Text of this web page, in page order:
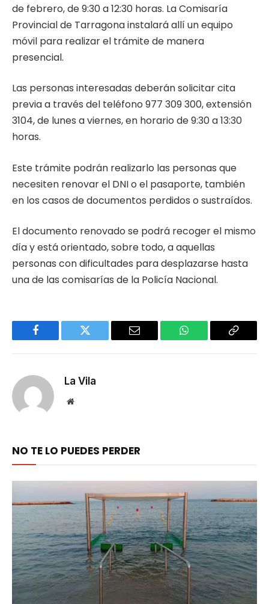
de febrero, de 9:30 a 12:30 horas. La Comisaría
Provincial de Tarragona instalará allí un equipo
móvil para realizar el trámite de manera
presencial.
Las personas interesadas deberán solicitar cita
previa a través del teléfono 977 309 300, extensión
3104, de lunes a viernes, en horario de 9:30 a 13:30
horas.
Este trámite podrán realizarlo las personas que
necesiten renovar el DNI o el pasaporte, también
en los casos de documentos perdidos o sustraídos.
El documento renovado se podrá recoger el mismo
día y está orientado, sobre todo, a aquellas
personas con dificultades para desplazarse hasta
una de las comisarías de la Policía Nacional.
Facebook Twitter Email WhatsApp Copy
La Vila
Website
NO TE LO PUEDES PERDER